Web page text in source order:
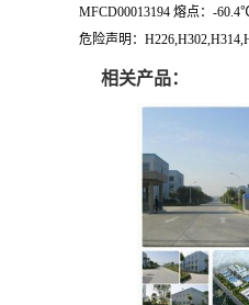
MFCD00013194 熔点：-
危险声明：
相关产品：